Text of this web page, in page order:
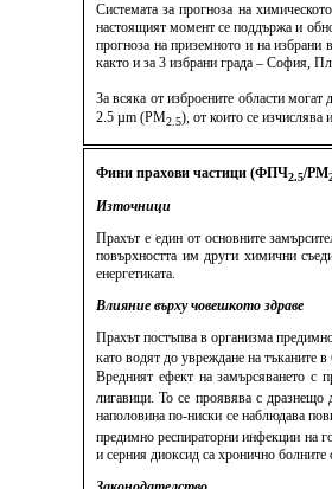
Системата за прогноза на
настоящият момент се поддържа и
прогноза на приземното и на избрани
както и за 3 избрани града – София,
За всяка от изброените области могат
2.5 µm (PM2.5), от които се
Фини прахови частици (ФПЧ2.5/PM
Източници
Прахът е един от основните
повърхността им други химични
енергетиката.
Влияние върху човешкото здраве
Прахът постъпва в организма
като водят до увреждане на тъканите
Вредният ефект на замърсяването с
лигавици. То се проявява с дразнещо
наполовина по-ниски се наблюдава
предимно респираторни инфекции на
и серния диоксид са хронично